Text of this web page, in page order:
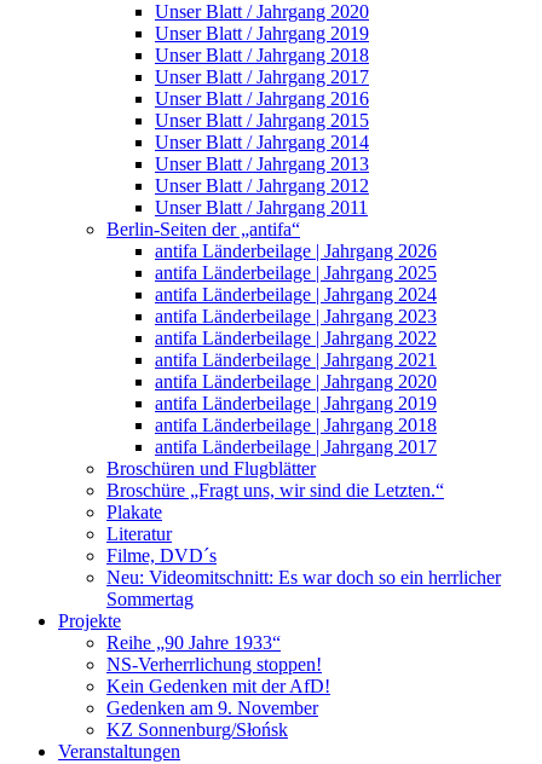
Unser Blatt / Jahrgang 2020
Unser Blatt / Jahrgang 2019
Unser Blatt / Jahrgang 2018
Unser Blatt / Jahrgang 2017
Unser Blatt / Jahrgang 2016
Unser Blatt / Jahrgang 2015
Unser Blatt / Jahrgang 2014
Unser Blatt / Jahrgang 2013
Unser Blatt / Jahrgang 2012
Unser Blatt / Jahrgang 2011
Berlin-Seiten der „antifa“
antifa Länderbeilage | Jahrgang 2026
antifa Länderbeilage | Jahrgang 2025
antifa Länderbeilage | Jahrgang 2024
antifa Länderbeilage | Jahrgang 2023
antifa Länderbeilage | Jahrgang 2022
antifa Länderbeilage | Jahrgang 2021
antifa Länderbeilage | Jahrgang 2020
antifa Länderbeilage | Jahrgang 2019
antifa Länderbeilage | Jahrgang 2018
antifa Länderbeilage | Jahrgang 2017
Broschüren und Flugblätter
Broschüre „Fragt uns, wir sind die Letzten.“
Plakate
Literatur
Filme, DVD´s
Neu: Videomitschnitt: Es war doch so ein herrlicher
Sommertag
Projekte
Reihe „90 Jahre 1933“
NS-Verherrlichung stoppen!
Kein Gedenken mit der AfD!
Gedenken am 9. November
KZ Sonnenburg/Słońsk
Veranstaltungen